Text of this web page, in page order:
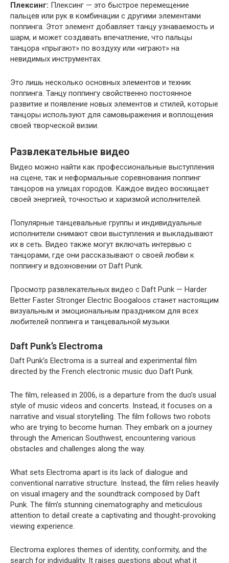
Плексинг: Плексинг — это быстрое перемещение
пальцев или рук в комбинации с другими элементами
поппинга. Этот элемент добавляет танцу узнаваемость и
шарм, и может создавать впечатление, что пальцы
танцора «прыгают» по воздуху или «играют» на
невидимых инструментах.
Это лишь несколько основных элементов и техник
поппинга. Танцу поппингу свойственно постоянное
развитие и появление новых элементов и стилей, которые
танцоры используют для самовыражения и воплощения
своей творческой визии.
Развлекательные видео
Видео можно найти как профессиональные выступления
на сцене, так и неформальные соревнования поппинг
танцоров на улицах городов. Каждое видео восхищает
своей энергией, точностью и харизмой исполнителей.
Популярные танцевальные группы и индивидуальные
исполнители снимают свои выступления и выкладывают
их в сеть. Видео также могут включать интервью с
танцорами, где они рассказывают о своей любви к
поппингу и вдохновении от Daft Punk.
Просмотр развлекательных видео с Daft Punk — Harder
Better Faster Stronger Electric Boogaloos станет настоящим
визуальным и эмоциональным праздником для всех
любителей поппинга и танцевальной музыки.
Daft Punk’s Electroma
Daft Punk’s Electroma is a surreal and experimental film
directed by the French electronic music duo Daft Punk.
The film, released in 2006, is a departure from the duo’s usual
style of music videos and concerts. Instead, it focuses on a
narrative and visual storytelling. The film follows two robots
who are trying to become human. They embark on a journey
through the American Southwest, encountering various
obstacles and challenges along the way.
What sets Electroma apart is its lack of dialogue and
conventional narrative structure. Instead, the film relies heavily
on visual imagery and the soundtrack composed by Daft
Punk. The film’s stunning cinematography and meticulous
attention to detail create a captivating and thought-provoking
viewing experience.
Electroma explores themes of identity, conformity, and the
search for individuality. It raises questions about what it